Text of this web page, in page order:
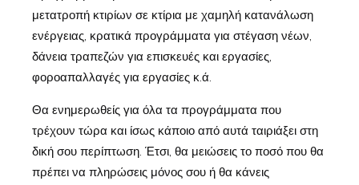
μετατροπή κτιρίων σε κτίρια με χαμηλή κατανάλωση
ενέργειας, κρατικά προγράμματα για στέγαση νέων,
δάνεια τραπεζών για επισκευές και εργασίες,
φοροαπαλλαγές για εργασίες κ.ά.
Θα ενημερωθείς για όλα τα προγράμματα που
τρέχουν τώρα και ίσως κάποιο από αυτά ταιριάξει στη
δική σου περίπτωση. Έτσι, θα μειώσεις το ποσό που θα
πρέπει να πληρώσεις μόνος σου ή θα κάνεις